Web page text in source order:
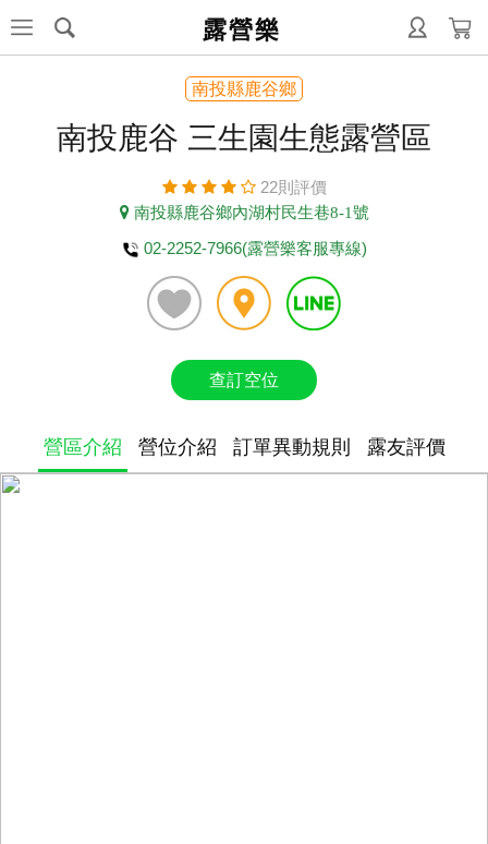
露營樂
南投縣鹿谷鄉
南投鹿谷 三生園生態露營區
22則評價
南投縣鹿谷鄉內湖村民生巷8-1號
02-2252-7966(露營樂客服專線)
查訂空位
營區介紹 營位介紹 訂單異動規則 露友評價